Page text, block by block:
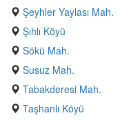
Şeyhler Yaylası Mah.
Şıhlı Köyü
Sökü Mah.
Susuz Mah.
Tabakderesi Mah.
Taşhanlı Köyü